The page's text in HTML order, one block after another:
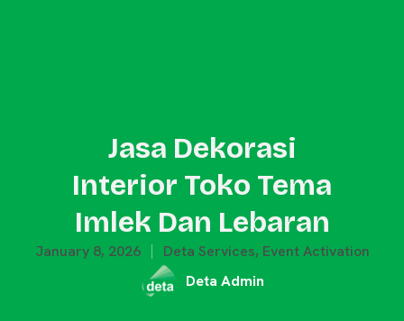
Jasa Dekorasi
Interior Toko Tema
Imlek Dan Lebaran
January 8, 2026 Deta Services, Event Activation
Deta Admin